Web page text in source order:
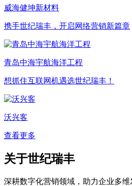
威海健坤新材料
携手世纪瑞丰，开启网络营销新篇章
青岛中海宇航海洋工程
想抓住互联网机遇选世纪瑞丰！
沃兴客
查看更多
关于世纪瑞丰
深耕数字化营销领域，助力企业多维